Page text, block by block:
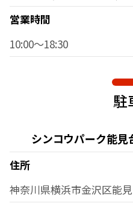
営業時間
10:00～18:30
駐
シンコウパーク能
住所
神奈川県横浜市金沢区能